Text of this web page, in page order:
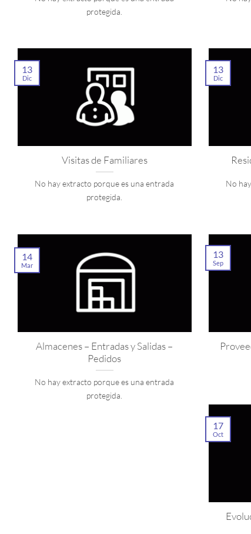
protegida.
Visitas de Familiares
No hay extracto porque es una entrada
protegida.
13
Dic
No
13
Dic
Almacenes – Entradas y Salidas –
Pedidos
No hay extracto porque es una entrada
protegida.
14
Mar
13
Sep
17
Oct